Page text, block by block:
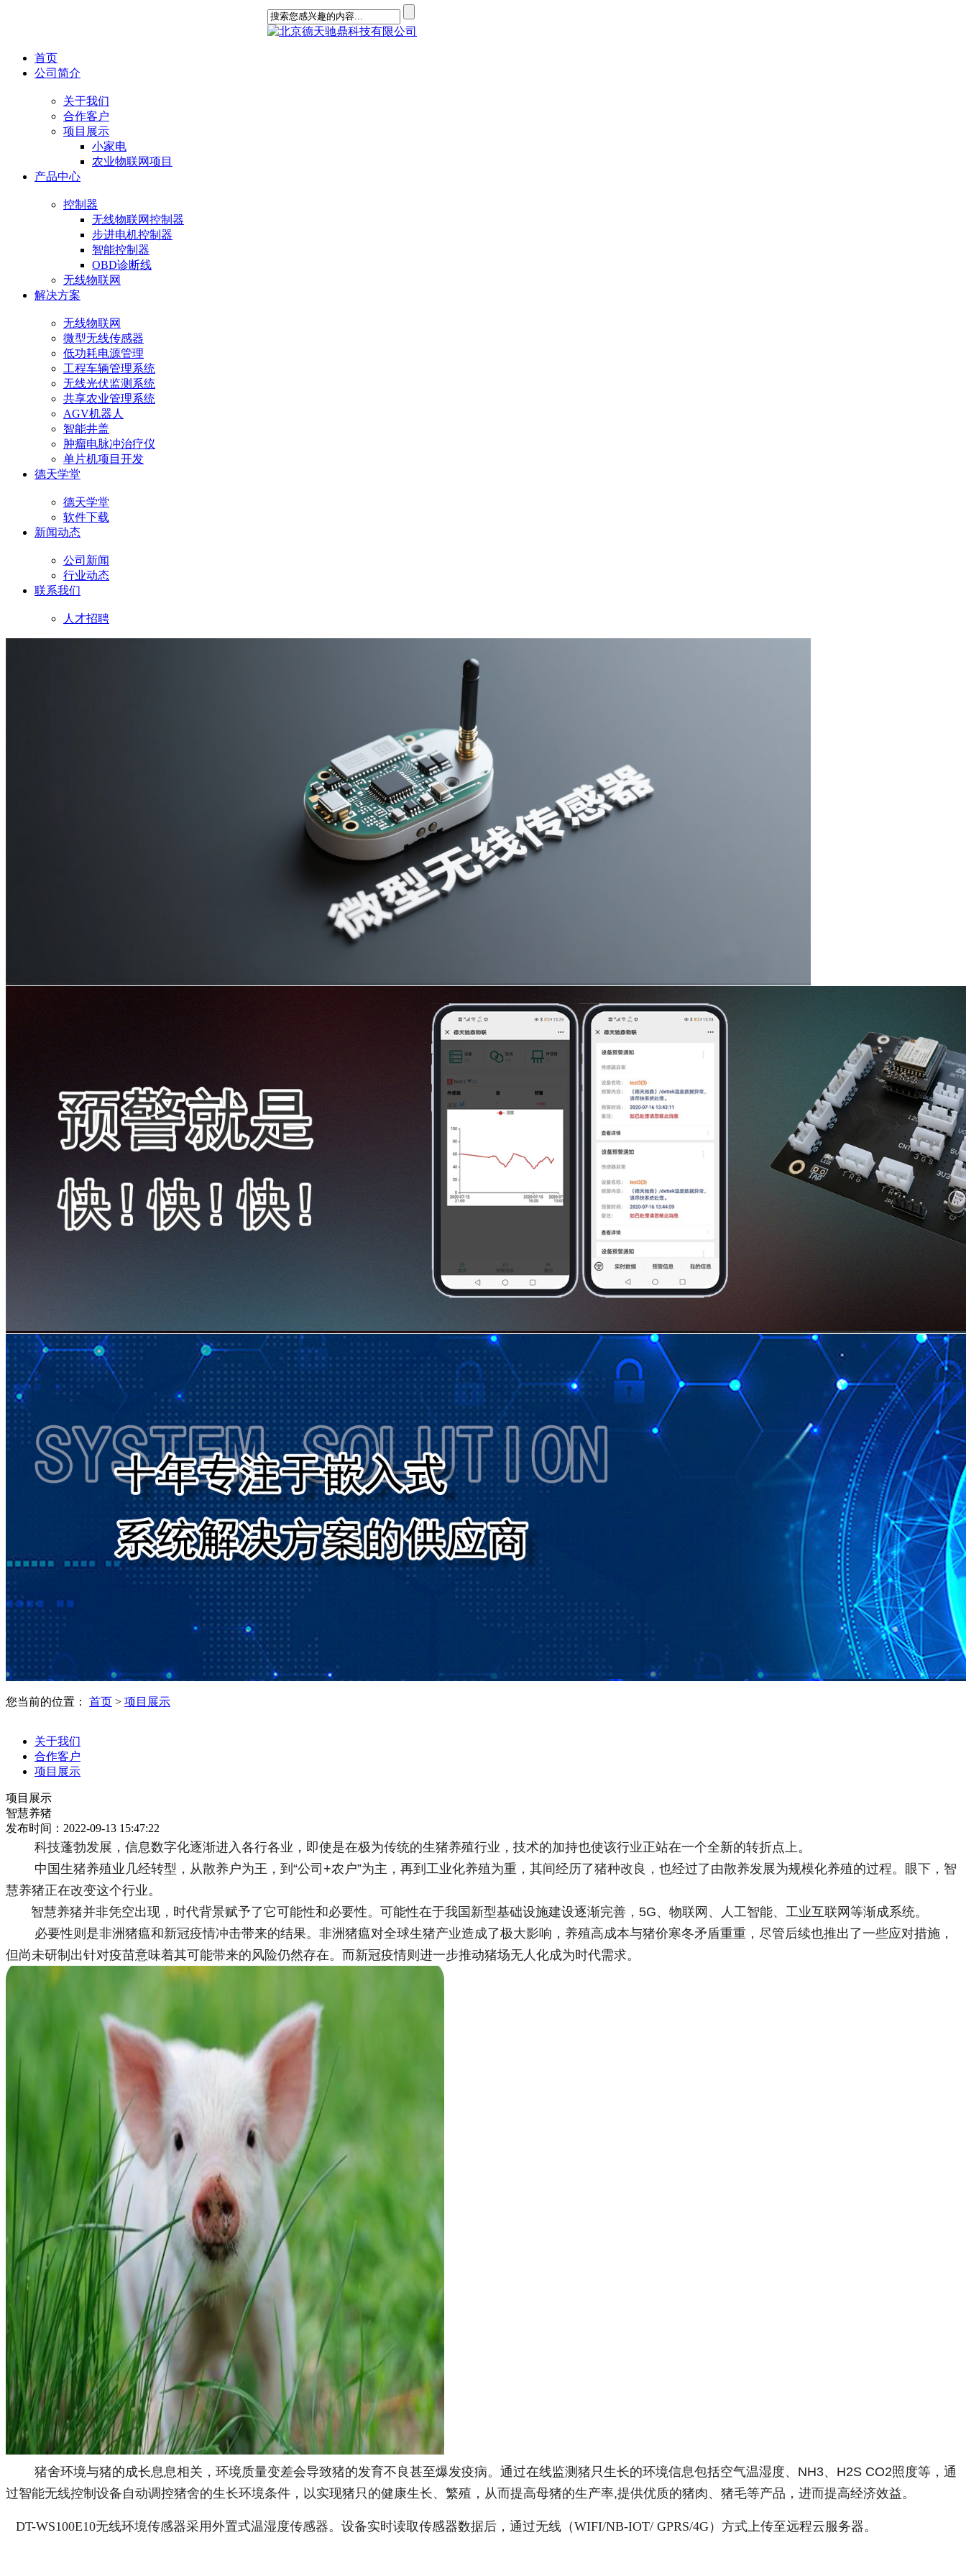
首页
公司简介
关于我们
合作客户
项目展示
小家电
农业物联网项目
产品中心
控制器
无线物联网控制器
步进电机控制器
智能控制器
OBD诊断线
无线物联网
解决方案
无线物联网
微型无线传感器
低功耗电源管理
工程车辆管理系统
无线光伏监测系统
共享农业管理系统
AGV机器人
智能井盖
肿瘤电脉冲治疗仪
单片机项目开发
德天学堂
德天学堂
软件下载
新闻动态
公司新闻
行业动态
联系我们
人才招聘
您当前的位置： 首页 > 项目展示
关于我们
合作客户
项目展示
项目展示
智慧养猪
发布时间：2022-09-13 15:47:22
科技蓬勃发展，信息数字化逐渐进入各行各业，即使是在极为传统的生猪养殖行业，技术的加持也使该行业正站在一个全新的转折点上。
中国生猪养殖业几经转型，从散养户为王，到“公司+农户”为主，再到工业化养殖为重，其间经历了猪种改良，也经过了由散养发展为规模化养殖的过程。眼下，智
慧养猪正在改变这个行业。
智慧养猪并非凭空出现，时代背景赋予了它可能性和必要性。可能性在于我国新型基础设施建设逐渐完善，5G、物联网、人工智能、工业互联网等渐成系统。
必要性则是非洲猪瘟和新冠疫情冲击带来的结果。非洲猪瘟对全球生猪产业造成了极大影响，养殖高成本与猪价寒冬矛盾重重，尽管后续也推出了一些应对措施，
但尚未研制出针对疫苗意味着其可能带来的风险仍然存在。而新冠疫情则进一步推动猪场无人化成为时代需求。
猪舍环境与猪的成长息息相关，环境质量变差会导致猪的发育不良甚至爆发疫病。通过在线监测猪只生长的环境信息包括空气温湿度、NH3、H2S CO2照度等，通
过智能无线控制设备自动调控猪舍的生长环境条件，以实现猪只的健康生长、繁殖，从而提高母猪的生产率,提供优质的猪肉、猪毛等产品，进而提高经济效益。
DT-WS100E10无线环境传感器采用外置式温湿度传感器。设备实时读取传感器数据后，通过无线（WIFI/NB-IOT/ GPRS/4G）方式上传至远程云服务器。